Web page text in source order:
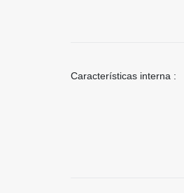
Características interna :